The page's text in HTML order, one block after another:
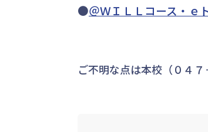
●＠ＷＩＬＬコース・ｅ
ご不明な点は本校（０４